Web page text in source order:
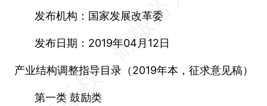
发布机构：国家发展改革委
发布日期：2019年04月12日
产业结构调整指导目录（2019年本，征求意见稿）
第一类 鼓励类